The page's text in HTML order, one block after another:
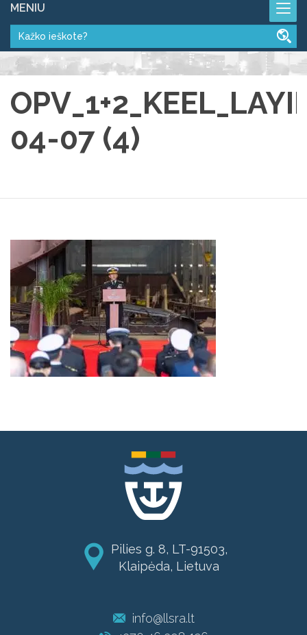
MENIU
04-07 (4)
Pilies g. 8, LT-91503,
Klaipėda, Lietuva
info@llsra.lt